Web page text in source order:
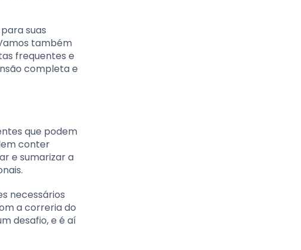
suas
também
frequentes e
completa e
que podem
conter
e sumarizar a
necessários
a correria do
desafio, e é aí